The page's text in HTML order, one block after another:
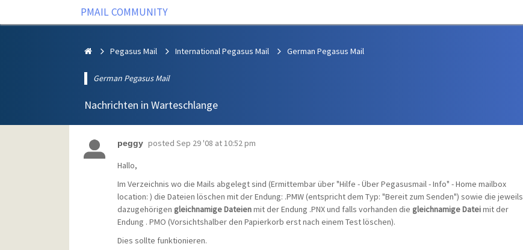
PMAIL COMMUNITY
Pegasus Mail International Pegasus Mail German Pegasus Mail
German Pegasus Mail
Nachrichten in Warteschlange
peggy posted Sep 29 '08 at 10:52 pm
Hallo,
Im Verzeichnis wo die Mails abgelegt sind (Ermittembar über "Hilfe - Über Pegasusmail - Info" - Home mailbox
location: ) die Dateien löschen mit der Endung: .PMW (entspricht dem Typ: "Bereit zum Senden") sowie die jeweils
dazugehörigen gleichnamige Dateienmit der Endung .PNX und falls vorhanden die gleichnamige Dateimit der
Endung . PMO (Vorsichtshalber den Papierkorb erst nach einem Test löschen).
Dies sollte funktionieren.